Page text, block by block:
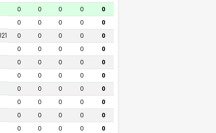
0 0 0 0 0
0 0 0 0 0
0 0 0 0 0
0 0 0 0 0
0 0 0 0 0
0 0 0 0 0
0 0 0 0 0
0 0 0 0 0
0 0 0 0 0
0 0 0 0 0